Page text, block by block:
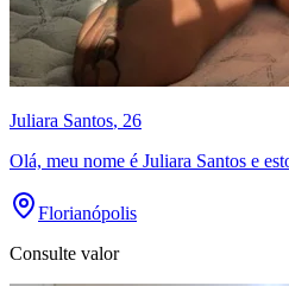
Juliara Santos, 26
Olá, meu nome é Juliara Santos e
Florianópolis
Consulte valor